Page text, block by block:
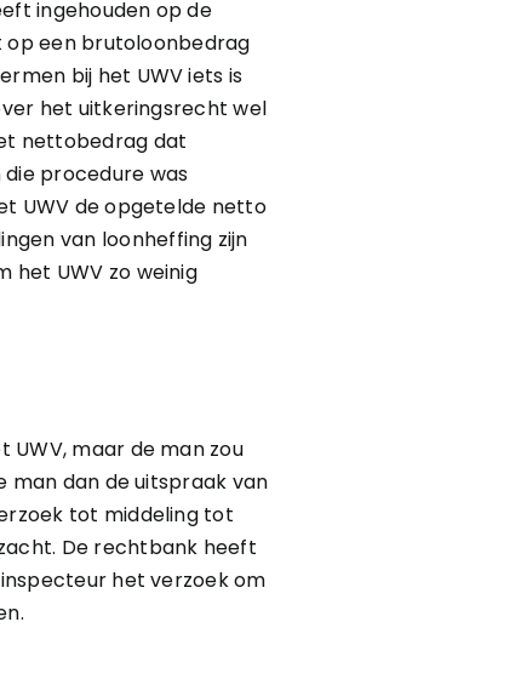
ingehouden op de
op een brutoloonbedrag
bij het UWV iets is
het uitkeringsrecht wel
nettobedrag dat
procedure was
UWV de opgetelde netto
van loonheffing zijn
het UWV zo weinig
maar de man zou
man dan de uitspraak van
tot middeling tot
De rechtbank heeft
het verzoek om